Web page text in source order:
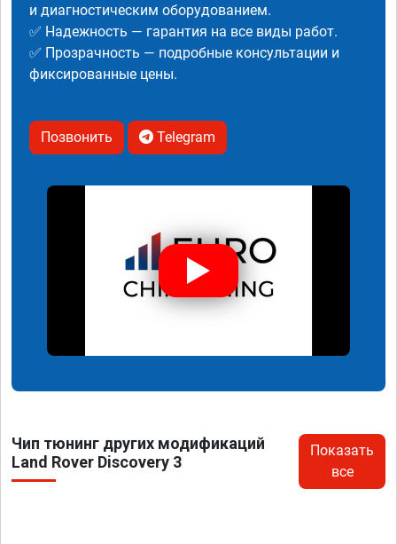
и диагностическим оборудованием.
✅ Надежность — гарантия на все виды работ.
✅ Прозрачность — подробные консультации и
фиксированные цены.
Позвонить Telegram
Чип тюнинг других модификаций
Land Rover Discovery 3
Показать
все